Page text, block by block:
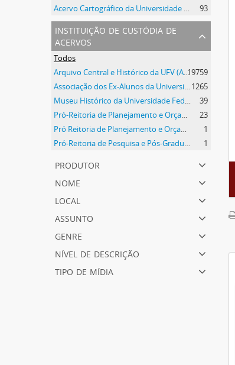
Acervo Cartográfico da Universidade Federal de Viçosa
93
instituição de custódia de
acervos
Todos
Arquivo Central e Histórico da UFV (ACH-UFV)19759
Associação dos Ex-Alunos da Universidade Federal de Viçosa (AEA) 1265
Museu Histórico da Universidade Federal de Viçosa
39
Pró-Reitoria de Planejamento e Orçamento
23
Pró Reitoria de Planejamento e Orçamento
1
Pró-Reitoria de Pesquisa e Pós-Graduação
1
produtor
nome
local
assunto
genre
nível de descrição
tipo de mídia